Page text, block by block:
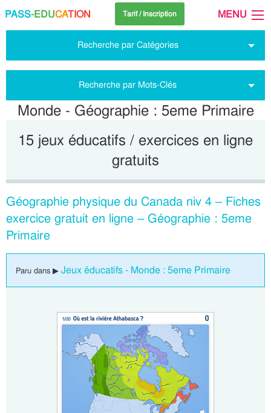
PASS-EDUCATION Tarif / Inscription MENU
Recherche par Catégories
Recherche par Mots-Clés
Monde - Géographie : 5eme Primaire
15 jeux éducatifs / exercices en ligne
gratuits
Géographie physique du Canada niv 4 – Fiches
exercice gratuit en ligne – Géographie : 5eme
Primaire
Paru dans ▶ Jeux éducatifs - Monde : 5eme Primaire